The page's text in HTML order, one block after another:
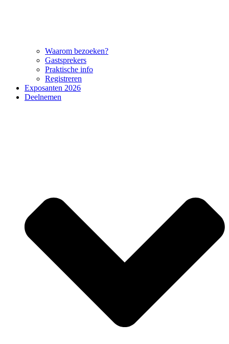
Waarom bezoeken?
Gastsprekers
Praktische info
Registreren
Exposanten 2026
Deelnemen